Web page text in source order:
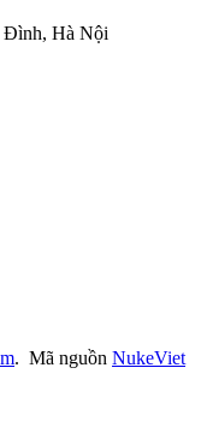
Đình, Hà Nội
. Mã nguồn NukeViet